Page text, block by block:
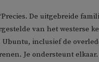
‘Precies. De uitgebreide
van het westerse
Ubuntu, inclusief de
Je ondersteunt